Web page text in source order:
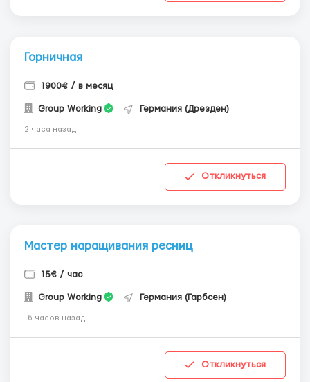
Горничная
1900€ / в месяц
Group Working Германия (Дрезден)
2 часа назад
Откликнуться
Мастер наращивания ресниц
15€ / час
Group Working Германия (Гарбсен)
16 часов назад
Откликнуться